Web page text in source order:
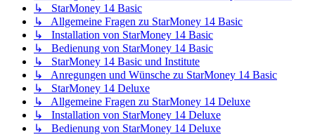
↳ StarMoney 14 Basic
↳ Allgemeine Fragen zu StarMoney 14 Basic
↳ Installation von StarMoney 14 Basic
↳ Bedienung von StarMoney 14 Basic
↳ StarMoney 14 Basic und Institute
↳ Anregungen und Wünsche zu StarMoney 14 Basic
↳ StarMoney 14 Deluxe
↳ Allgemeine Fragen zu StarMoney 14 Deluxe
↳ Installation von StarMoney 14 Deluxe
↳ Bedienung von StarMoney 14 Deluxe